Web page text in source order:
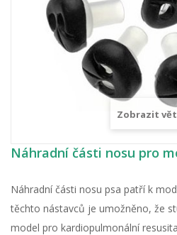
Zobrazit
Náhradní části nosu pro
Náhradní části nosu psa patří k
těchto nástavců je umožněno, že
model pro kardiopulmonální